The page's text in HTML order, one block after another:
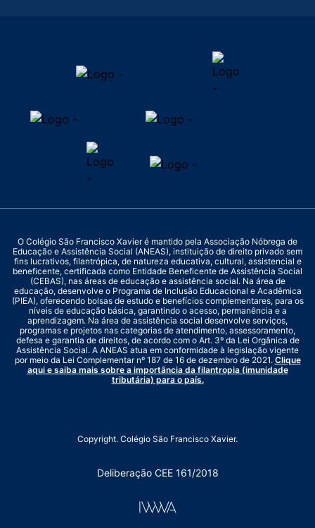
O Colégio São Francisco Xavier é mantido pela Associação Nóbrega de
Educação e Assistência Social (ANEAS), instituição de direito privado sem
fins lucrativos, filantrópica, de natureza educativa, cultural, assistencial e
beneficente, certificada como Entidade Beneficente de Assistência Social
(CEBAS), nas áreas de educação e assistência social. Na área de
educação, desenvolve o Programa de Inclusão Educacional e Acadêmica
(PIEA), oferecendo bolsas de estudo e benefícios complementares, para os
níveis de educação básica, garantindo o acesso, permanência e a
aprendizagem. Na área de assistência social desenvolve serviços,
programas e projetos nas categorias de atendimento, assessoramento,
defesa e garantia de direitos, de acordo com o Art. 3º da Lei Orgânica de
Assistência Social. A ANEAS atua em conformidade à legislação vigente
por meio da Lei Complementar nº 187 de 16 de dezembro de 2021. Clique
aqui e saiba mais sobre a importância da filantropia (imunidade
tributária) para o país.
Copyright. Colégio São Francisco Xavier.
Deliberação CEE 161/2018